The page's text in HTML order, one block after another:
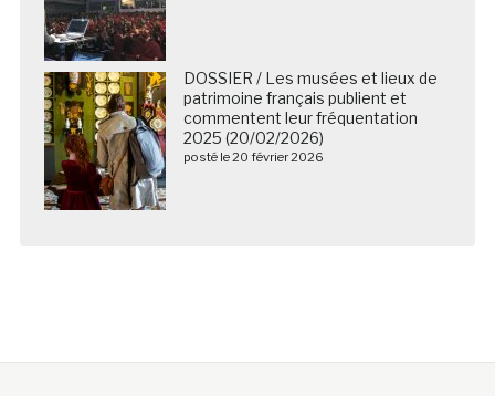
DOSSIER / Les musées et lieux de
patrimoine français publient et
commentent leur fréquentation
2025 (20/02/2026)
posté le 20 février 2026